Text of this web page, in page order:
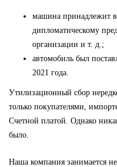
машина принадлежит
дипломатическому
организации и т. д.;
автомобиль был
2021 года.
Утилизационный сбор
только покупателями,
Счетной платой. Однако
было.
Наша компания занимается